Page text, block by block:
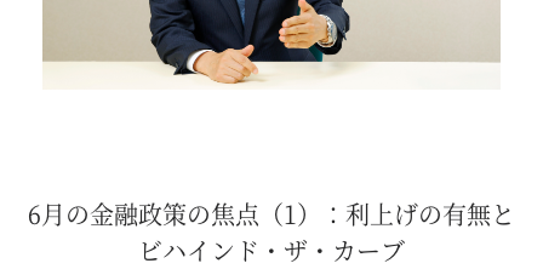
6月の金融政策の焦点（1）：利上げの有無と
ビハインド・ザ・カーブ